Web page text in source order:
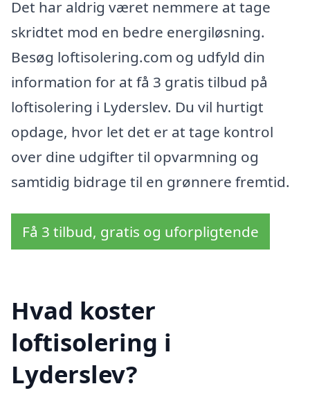
Det har aldrig været nemmere at tage
skridtet mod en bedre energiløsning.
Besøg loftisolering.com og udfyld din
information for at få 3 gratis tilbud på
loftisolering i Lyderslev. Du vil hurtigt
opdage, hvor let det er at tage kontrol
over dine udgifter til opvarmning og
samtidig bidrage til en grønnere fremtid.
Få 3 tilbud, gratis og uforpligtende
Hvad koster
loftisolering i
Lyderslev?